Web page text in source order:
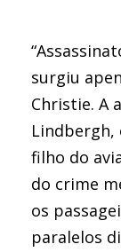
surgiu
Christie. A
Lindbergh,
filho do
do crime
os
paralelos